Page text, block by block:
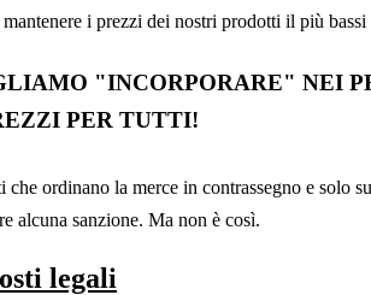
i prezzi dei nostri prodotti il più bassi
"INCORPORARE" NEI
PER TUTTI!
che ordinano la merce in contrassegno e solo
alcuna sanzione. Ma non è così.
legali